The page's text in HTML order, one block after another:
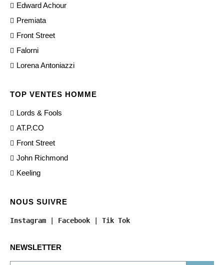
Edward Achour
Premiata
Front Street
Falorni
Lorena Antoniazzi
TOP VENTES HOMME
Lords & Fools
AT.P.CO
Front Street
John Richmond
Keeling
NOUS SUIVRE
Instagram | Facebook | Tik Tok
NEWSLETTER